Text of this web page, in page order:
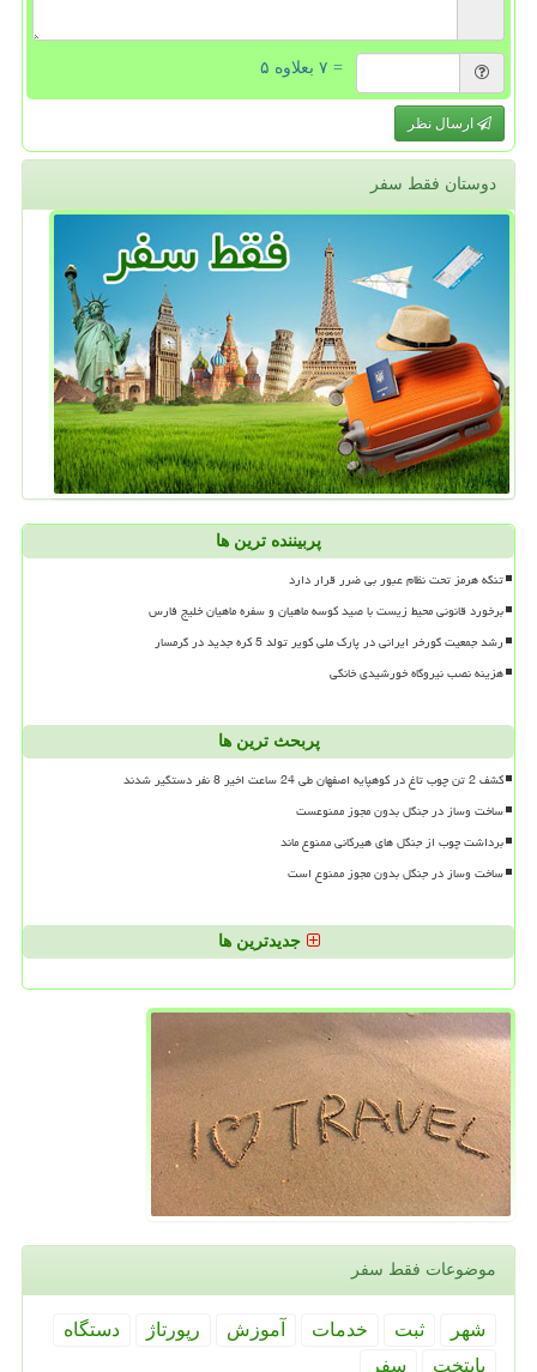
= ۷ بعلاوه ۵
ارسال نظر
دوستان فقط سفر
پربیننده ترین ها
تنگه هرمز تحت نظام عبور بی ضرر قرار دارد
برخورد قانونی محیط زیست با صید کوسه ماهیان و سفره ماهیان خلیج فارس
رشد جمعیت گورخر ایرانی در پارک ملی کویر تولد 5 کره جدید در گرمسار
هزینه نصب نیروگاه خورشیدی خانگی
پربحث ترین ها
کشف 2 تن چوب تاغ در کوهپایه اصفهان طی 24 ساعت اخیر 8 نفر دستگیر شدند
ساخت وساز در جنگل بدون مجوز ممنوعست
برداشت چوب از جنگل های هیرکانی ممنوع ماند
ساخت وساز در جنگل بدون مجوز ممنوع است
جدیدترین ها
موضوعات فقط سفر
شهر ثبت خدمات آموزش رپورتاژ
دستگاه
پایتخت
سفر